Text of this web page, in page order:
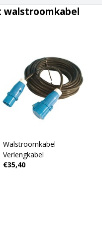
walstroomkabel
Walstroomkabel
Verlengkabel
€35,40